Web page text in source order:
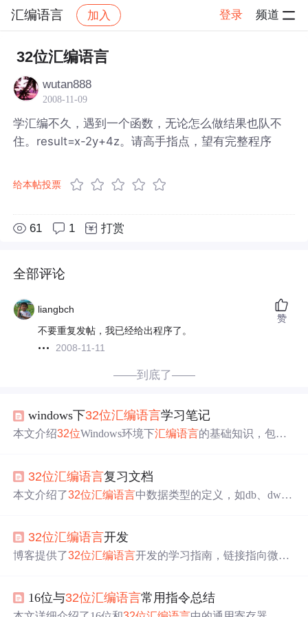
汇编语言 加入 登录 频道
社区 汇编语言
32位汇编语言
wutan888
2008-11-09
学汇编不久，遇到一个函数，无论怎么做结果也队不
住。result=x-2y+4z。请高手指点，望有完整程序
给本帖投票
61 1 打赏
全部评论
liangbch
不要重复发帖，我已经给出程序了。
2008-11-11
赞
——到底了——
windows下32位汇编语言学习笔记
本文介绍32位Windows环境下汇编语言的基础知识，包括8
32位汇编语言复习文档
本文介绍了32位汇编语言中数据类型的定义，如db、dw、
还讨论了16进制数组的存储、字符串处理和循环结构，包
括REP指令的使用。
32位汇编语言开发
博客提供了32位汇编语言开发的学习指南，链接指向微软
16位与32位汇编语言常用指令总结